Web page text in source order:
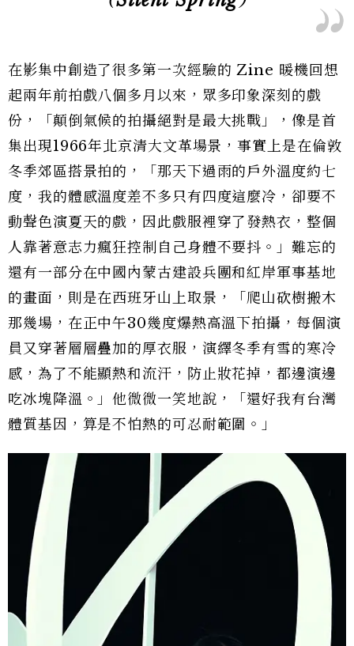
在影集中創造了很多第一次經驗的 Zine 暖機回想
起兩年前拍戲八個多月以來，眾多印象深刻的戲
份，「顛倒氣候的拍攝絕對是最大挑戰」，像是首
集出現1966年北京清大文革場景，事實上是在倫敦
冬季郊區搭景拍的，「那天下過雨的戶外溫度約七
度，我的體感溫度差不多只有四度這麼冷，卻要不
動聲色演夏天的戲，因此戲服裡穿了發熱衣，整個
人靠著意志力瘋狂控制自己身體不要抖。」難忘的
還有一部分在中國內蒙古建設兵團和紅岸軍事基地
的畫面，則是在西班牙山上取景，「爬山砍樹搬木
那幾場，在正中午30幾度爆熱高溫下拍攝，每個演
員又穿著層層疊加的厚衣服，演繹冬季有雪的寒冷
感，為了不能顯熱和流汗，防止妝花掉，都邊演邊
吃冰塊降溫。」他微微一笑地說，「還好我有台灣
體質基因，算是不怕熱的可忍耐範圍。」